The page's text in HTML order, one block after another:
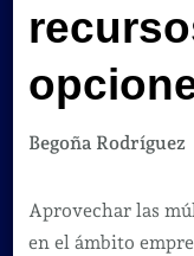
Begoña Rodríguez
Aprovechar las
en el ámbito